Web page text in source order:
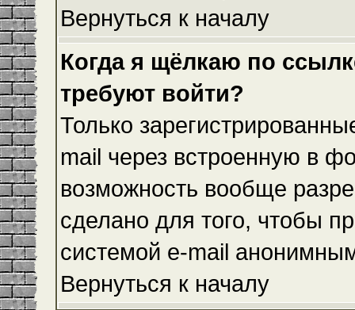
Вернуться к началу
Когда я щёлкаю по
требуют войти?
Только
mail через встроенную в
возможность вообще
сделано для того, чтобы
системой e-mail
Вернуться к началу